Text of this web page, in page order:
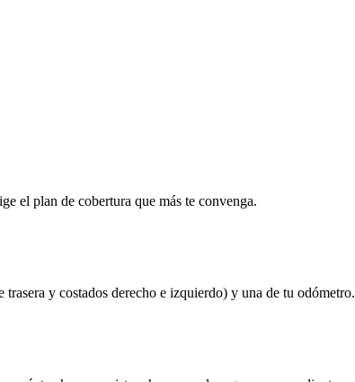
el plan de cobertura que más te convenga.
y costados derecho e izquierdo) y una de tu odómetro.